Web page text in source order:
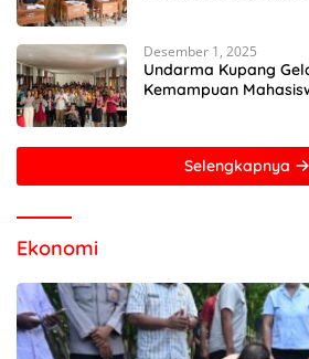
Desember 1, 2025
Undarma Kupang
Kemampuan
Selengkapnya
Ekonomi